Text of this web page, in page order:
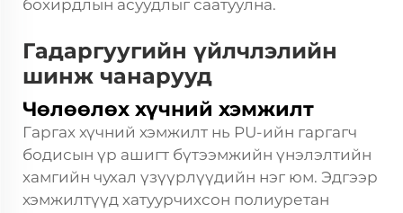
бохирдлын асуудлыг саатуулна.
Гадаргуугийн үйлчлэлийн
шинж чанарууд
Чөлөөлөх хүчний хэмжилт
Гаргах хүчний хэмжилт нь PU-ийн гаргагч
бодисын үр ашигт бүтээмжийн үнэлэлтийн
хамгийн чухал үзүүрлүүдийн нэг юм. Эдгээр
хэмжилтүүд хатуурчихсон полиуретан